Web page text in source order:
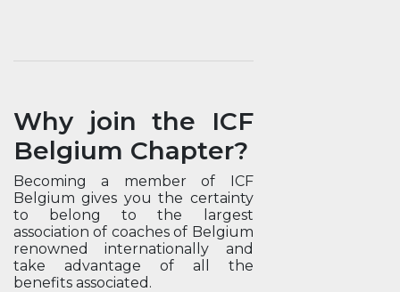
Why join the ICF
Belgium Chapter?
Becoming a member of ICF
Belgium gives you the certainty
to belong to the largest
association of coaches of Belgium
renowned internationally and
take advantage of all the
benefits associated.